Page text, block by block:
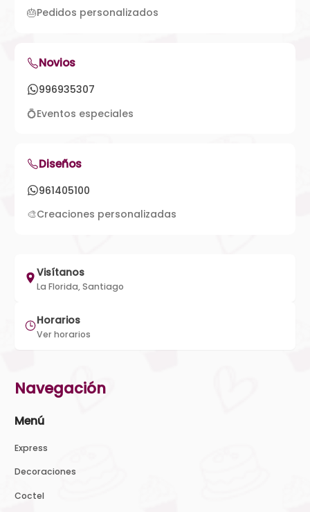
🎂Pedidos personalizados
Novios
996935307
💍Eventos especiales
Diseños
961405100
🎨Creaciones personalizadas
Visítanos
La Florida, Santiago
Horarios
Ver horarios
Navegación
Menú
Express
Decoraciones
Coctel